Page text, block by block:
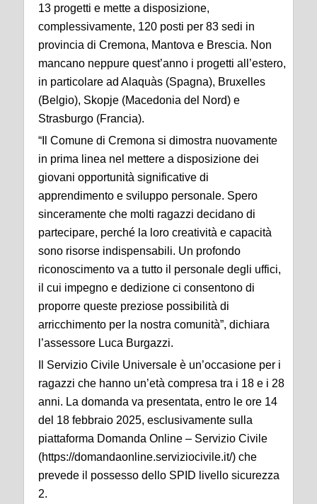
13 progetti e mette a disposizione,
complessivamente, 120 posti per 83 sedi in
provincia di Cremona, Mantova e Brescia. Non
mancano neppure quest’anno i progetti all’estero,
in particolare ad Alaquàs (Spagna), Bruxelles
(Belgio), Skopje (Macedonia del Nord) e
Strasburgo (Francia).
“Il Comune di Cremona si dimostra nuovamente
in prima linea nel mettere a disposizione dei
giovani opportunità significative di
apprendimento e sviluppo personale. Spero
sinceramente che molti ragazzi decidano di
partecipare, perché la loro creatività e capacità
sono risorse indispensabili. Un profondo
riconoscimento va a tutto il personale degli uffici,
il cui impegno e dedizione ci consentono di
proporre queste preziose possibilità di
arricchimento per la nostra comunità”, dichiara
l’assessore Luca Burgazzi.
Il Servizio Civile Universale è un’occasione per i
ragazzi che hanno un’età compresa tra i 18 e i 28
anni. La domanda va presentata, entro le ore 14
del 18 febbraio 2025, esclusivamente sulla
piattaforma Domanda Online – Servizio Civile
(https://domandaonline.serviziocivile.it/) che
prevede il possesso dello SPID livello sicurezza
2.